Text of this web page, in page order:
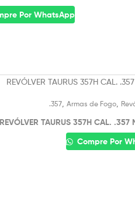
Por WhatsApp
.357 Armas de Fogo
REVÓLVER TAURUS 357H CAL. .357
Compre Por